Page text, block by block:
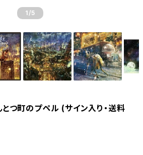
1 /5
とつ町のプペル (サイン入り・送料